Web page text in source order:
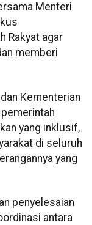
Menteri
Rakyat agar
memberi
Kementerian
yang inklusif,
di seluruh
yang
penyelesaian
antara